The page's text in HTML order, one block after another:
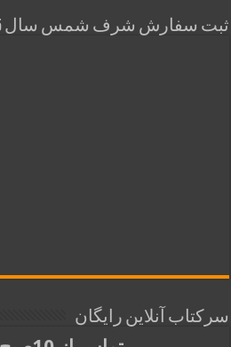
ثبت سفارش شرف شمس سال 1405
سرکتاب آنلاین رایگان